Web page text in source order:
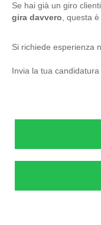
Se hai già un giro
gira davvero, questa è
Si richiede esperienza
Invia la tua